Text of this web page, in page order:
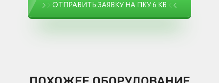
ОТПРАВИТЬ ЗАЯВКУ НА ПКУ 6 КВ